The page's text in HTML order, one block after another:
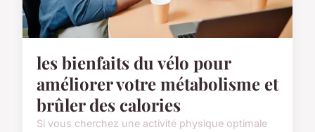
les bienfaits du vélo pour
améliorer votre métabolisme et
brûler des calories
Si vous cherchez une activité physique optimale